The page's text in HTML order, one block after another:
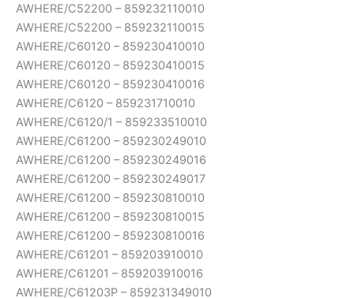
AWHERE/C52200 – 859232110010
AWHERE/C52200 – 859232110015
AWHERE/C60120 – 859230410010
AWHERE/C60120 – 859230410015
AWHERE/C60120 – 859230410016
AWHERE/C6120 – 859231710010
AWHERE/C6120/1 – 859233510010
AWHERE/C61200 – 859230249010
AWHERE/C61200 – 859230249016
AWHERE/C61200 – 859230249017
AWHERE/C61200 – 859230810010
AWHERE/C61200 – 859230810015
AWHERE/C61200 – 859230810016
AWHERE/C61201 – 859203910010
AWHERE/C61201 – 859203910016
AWHERE/C61203P – 859231349010